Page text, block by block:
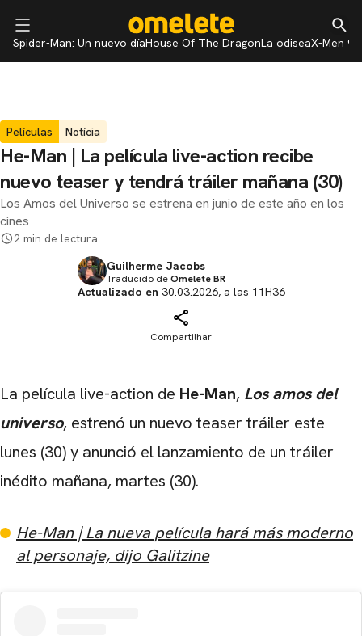
Spider-Man: Un nuevo díaHouse Of The DragonLa odiseaX-Men 97
Películas Notícia
He-Man | La película live-action recibe
nuevo teaser y tendrá tráiler mañana (30)
Los Amos del Universo se estrena en junio de este año en los
cines
2 min de lectura
Guilherme Jacobs
Traducido deOmelete BR
Actualizado en 30.03.2026, a las 11H36
Compartilhar
La película live-action de He-Man, Los amos del
universo, estrenó un nuevo teaser tráiler este
lunes (30) y anunció el lanzamiento de un tráiler
inédito mañana, martes (30).
He-Man | La nueva película hará más moderno
al personaje, dijo Galitzine